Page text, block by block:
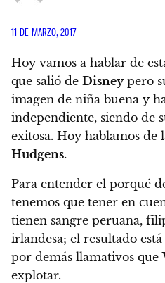
11 DE MARZO, 2017
Hoy vamos a hablar de
que salió de Disneypero
imagen de niña buena y
independiente, siendo de
exitosa. Hoy hablamos de
Hudgens.
Para entender el porqué
tenemos que tener en
tienen sangre peruana,
irlandesa; el resultado
por demás llamativos que
explotar.